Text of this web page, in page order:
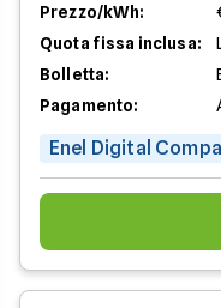
Prezzo/kWh:
Quota fissa inclusa:
Bolletta:
Pagamento:
Enel Digital